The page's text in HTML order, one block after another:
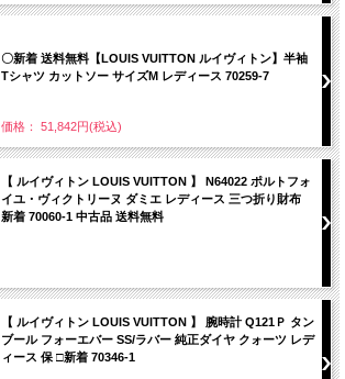
〇新着 送料無料【LOUIS VUITTON ルイヴィトン】半袖
Tシャツ カットソー サイズM レディース 70259-7
価格： 51,842円(税込)
【 ルイヴィトン LOUIS VUITTON 】 N64022 ポルトフォ
イユ・ヴィクトリーヌ ダミエ レディース 三つ折り財布
新着 70060-1 中古品 送料無料
【 ルイヴィトン LOUIS VUITTON 】 腕時計 Q121Ｐ タン
ブール フォーエバー SS/ラバー 純正ダイヤ クォーツ レデ
ィース 保 □新着 70346-1